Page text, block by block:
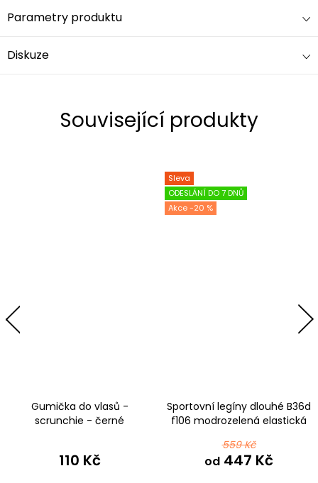
Parametry produktu
Diskuze
Související produkty
Gumička do vlasů -
scrunchie - černé
110 Kč
Sleva
ODESLÁNÍ DO 7 DNŮ
-20 %
Sportovní legíny dlouhé B36d
f106 modrozelená elastická
559 Kč
od447 Kč